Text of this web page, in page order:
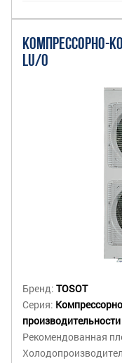
КОМПРЕССОРНО-
LU/O
Бренд: TOSOT
Серия:
производительности
Рекомендованная